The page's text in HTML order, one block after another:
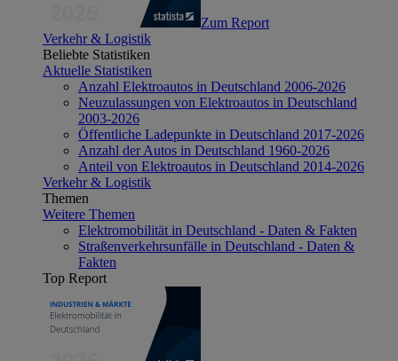
Zum Report
Verkehr & Logistik
Beliebte Statistiken
Aktuelle Statistiken
Anzahl Elektroautos in Deutschland 2006-2026
Neuzulassungen von Elektroautos in Deutschland
2003-2026
Öffentliche Ladepunkte in Deutschland 2017-2026
Anzahl der Autos in Deutschland 1960-2026
Anteil von Elektroautos in Deutschland 2014-2026
Verkehr & Logistik
Themen
Weitere Themen
Elektromobilität in Deutschland - Daten & Fakten
Straßenverkehrsunfälle in Deutschland - Daten &
Fakten
Top Report